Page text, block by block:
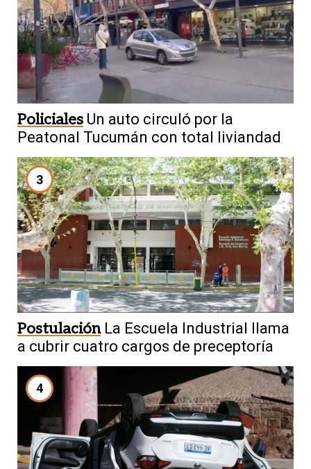
Policiales Un auto circuló por la
Peatonal Tucumán con total liviandad
3
Postulación La Escuela Industrial llama
a cubrir cuatro cargos de preceptoría
4